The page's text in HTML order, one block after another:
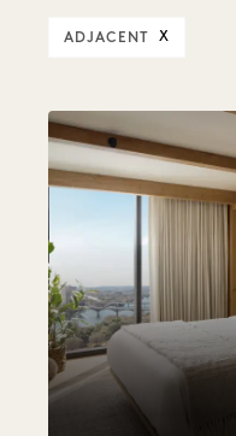
ADJACENT X